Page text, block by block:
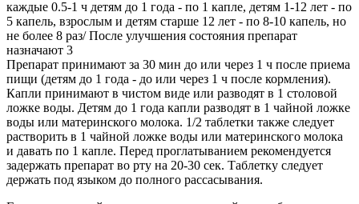
каждые 0.5-1 ч детям до 1 года - по 1 капле, детям 1-12 лет - по
5 капель, взрослым и детям старше 12 лет - по 8-10 капель, но
не более 8 раз/ После улучшения состояния препарат
назначают 3
Препарат принимают за 30 мин до или через 1 ч после приема
пищи (детям до 1 года - до или через 1 ч после кормления).
Капли принимают в чистом виде или разводят в 1 столовой
ложке воды. Детям до 1 года капли разводят в 1 чайной ложке
воды или материнского молока. 1/2 таблетки также следует
растворить в 1 чайной ложке воды или материнского молока
и давать по 1 капле. Перед проглатыванием рекомендуется
задержать препарат во рту на 20-30 сек. Таблетку следует
держать под языком до полного рассасывания.